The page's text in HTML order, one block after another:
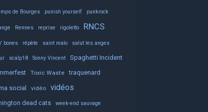
de Bourges punish yourself punkrock
Rennes reprise rigoletto RNCS
bones répète saint malo salut les anges
scalp18 Sonny Vincent
Spaghetti Incident
Toxic Waste traquenard
social vidéo vidéos
dead cats week-end sauvage